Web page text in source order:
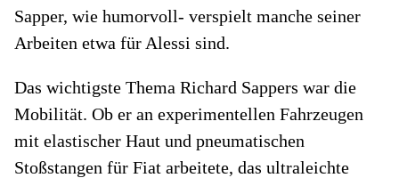
Sapper, wie humorvoll- verspielt manche seiner
Arbeiten etwa für Alessi sind.
Das wichtigste Thema Richard Sappers war die
Mobilität. Ob er an experimentellen Fahrzeugen
mit elastischer Haut und pneumatischen
Stoßstangen für Fiat arbeitete, das ultraleichte